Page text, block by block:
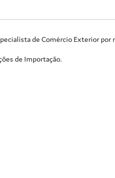
de Comércio Exterior por
de Importação.